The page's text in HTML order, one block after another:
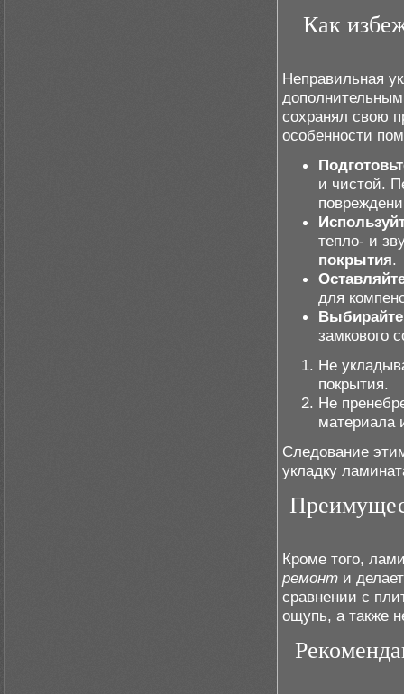
Как
Неправильная
сохранял свою
особенности
и чистой.
тепло- и
покрытия.
для
замкового
Не
покрытия.
Не
материала
Следование
укладку
Кроме того,
ремонт и
сравнении с
ощупь, а также